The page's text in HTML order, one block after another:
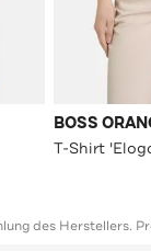
BOSS
T-Shirt
des Herstellers.